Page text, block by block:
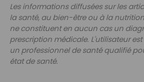
Les informations diffusées sur les
la santé, au bien-être ou à la
ne constituent en aucun cas un
prescription médicale. L'utilisateur
un professionnel de santé qualifié
état de santé.